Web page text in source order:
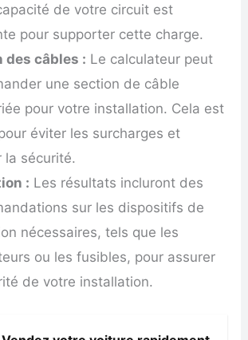
de votre circuit est
pour supporter cette charge.
des câbles : Le calculateur peut
une section de câble
pour votre installation. Cela est
éviter les surcharges et
la sécurité.
: Les résultats incluront des
sur les dispositifs de
nécessaires, tels que les
ou les fusibles, pour assurer
de votre installation.